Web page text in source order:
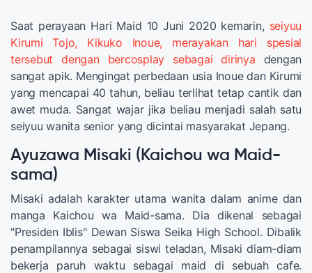
Saat perayaan Hari Maid 10 Juni 2020 kemarin, seiyuu
Kirumi Tojo, Kikuko Inoue, merayakan hari spesial
tersebut dengan bercosplay sebagai dirinya dengan
sangat apik. Mengingat perbedaan usia Inoue dan Kirumi
yang mencapai 40 tahun, beliau terlihat tetap cantik dan
awet muda. Sangat wajar jika beliau menjadi salah satu
seiyuu wanita senior yang dicintai masyarakat Jepang.
Ayuzawa Misaki (Kaichou wa Maid-
sama)
Misaki adalah karakter utama wanita dalam anime dan
manga Kaichou wa Maid-sama. Dia dikenal sebagai
"Presiden Iblis" Dewan Siswa Seika High School. Dibalik
penampilannya sebagai siswi teladan, Misaki diam-diam
bekerja paruh waktu sebagai maid di sebuah cafe.